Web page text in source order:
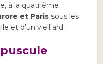
à la quatrième
et Paris sous les
et d’un vieillard.